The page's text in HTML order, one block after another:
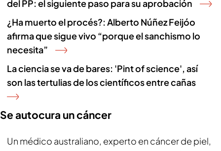
del PP: el siguiente paso para su aprobación
¿Ha muerto el procés?: Alberto Núñez Feijóo
afirma que sigue vivo “porque el sanchismo lo
necesita”
La ciencia se va de bares: 'Pint of science', así
son las tertulias de los científicos entre cañas
Se autocura un cáncer
Un médico australiano, experto en cáncer de piel,